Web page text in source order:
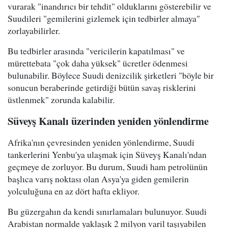
vurarak "inandırıcı bir tehdit" olduklarını gösterebilir ve
Suudileri "gemilerini gizlemek için tedbirler almaya"
zorlayabilirler.
Bu tedbirler arasında "vericilerin kapatılması" ve
mürettebata "çok daha yüksek" ücretler ödenmesi
bulunabilir. Böylece Suudi denizcilik şirketleri "böyle bir
sonucun beraberinde getirdiği bütün savaş risklerini
üstlenmek" zorunda kalabilir.
Süveyş Kanalı üzerinden yeniden yönlendirme
Afrika'nın çevresinden yeniden yönlendirme, Suudi
tankerlerini Yenbu'ya ulaşmak için Süveyş Kanalı'ndan
geçmeye de zorluyor. Bu durum, Suudi ham petrolünün
başlıca varış noktası olan Asya'ya giden gemilerin
yolculuğuna en az dört hafta ekliyor.
Bu güzergahın da kendi sınırlamaları bulunuyor. Suudi
Arabistan normalde yaklaşık 2 milyon varil taşıyabilen